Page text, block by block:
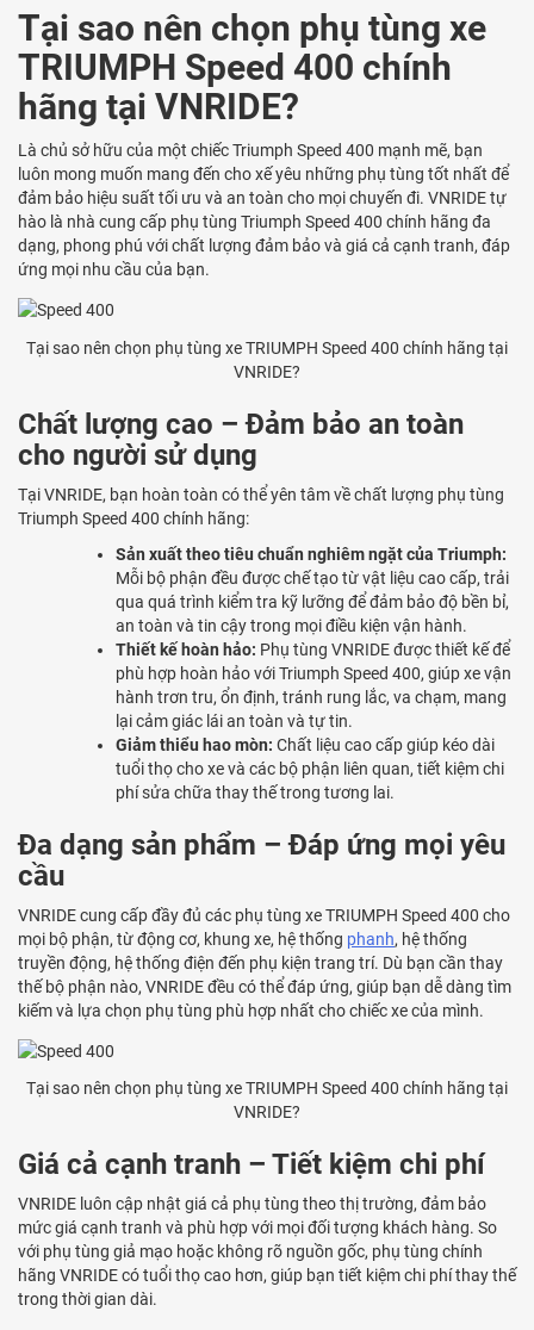
Tại sao nên chọn phụ tùng xe
TRIUMPH Speed 400 chính
hãng tại VNRIDE?
Là chủ sở hữu của một chiếc Triumph Speed 400 mạnh mẽ, bạn
luôn mong muốn mang đến cho xế yêu những phụ tùng tốt nhất để
đảm bảo hiệu suất tối ưu và an toàn cho mọi chuyến đi. VNRIDE tự
hào là nhà cung cấp phụ tùng Triumph Speed 400 chính hãng đa
dạng, phong phú với chất lượng đảm bảo và giá cả cạnh tranh, đáp
ứng mọi nhu cầu của bạn.
Tại sao nên chọn phụ tùng xe TRIUMPH Speed 400 chính hãng tại
VNRIDE?
Chất lượng cao – Đảm bảo an toàn
cho người sử dụng
Tại VNRIDE, bạn hoàn toàn có thể yên tâm về chất lượng phụ tùng
Triumph Speed 400 chính hãng:
Sản xuất theo tiêu chuẩn nghiêm ngặt của Triumph:
Mỗi bộ phận đều được chế tạo từ vật liệu cao cấp, trải
qua quá trình kiểm tra kỹ lưỡng để đảm bảo độ bền bỉ,
an toàn và tin cậy trong mọi điều kiện vận hành.
Thiết kế hoàn hảo: Phụ tùng VNRIDE được thiết kế để
phù hợp hoàn hảo với Triumph Speed 400, giúp xe vận
hành trơn tru, ổn định, tránh rung lắc, va chạm, mang
lại cảm giác lái an toàn và tự tin.
Giảm thiểu hao mòn: Chất liệu cao cấp giúp kéo dài
tuổi thọ cho xe và các bộ phận liên quan, tiết kiệm chi
phí sửa chữa thay thế trong tương lai.
Đa dạng sản phẩm – Đáp ứng mọi yêu
cầu
VNRIDE cung cấp đầy đủ các phụ tùng xe TRIUMPH Speed 400 cho
mọi bộ phận, từ động cơ, khung xe, hệ thống phanh, hệ thống
truyền động, hệ thống điện đến phụ kiện trang trí. Dù bạn cần thay
thế bộ phận nào, VNRIDE đều có thể đáp ứng, giúp bạn dễ dàng tìm
kiếm và lựa chọn phụ tùng phù hợp nhất cho chiếc xe của mình.
Tại sao nên chọn phụ tùng xe TRIUMPH Speed 400 chính hãng tại
VNRIDE?
Giá cả cạnh tranh – Tiết kiệm chi phí
VNRIDE luôn cập nhật giá cả phụ tùng theo thị trường, đảm bảo
mức giá cạnh tranh và phù hợp với mọi đối tượng khách hàng. So
với phụ tùng giả mạo hoặc không rõ nguồn gốc, phụ tùng chính
hãng VNRIDE có tuổi thọ cao hơn, giúp bạn tiết kiệm chi phí thay thế
trong thời gian dài.